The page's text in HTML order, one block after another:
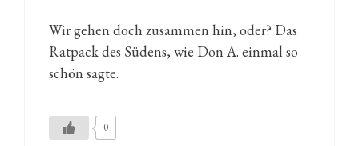
Wir gehen doch zusammen hin, oder? Das
Ratpack des Südens, wie Don A. einmal so
schön sagte.
0